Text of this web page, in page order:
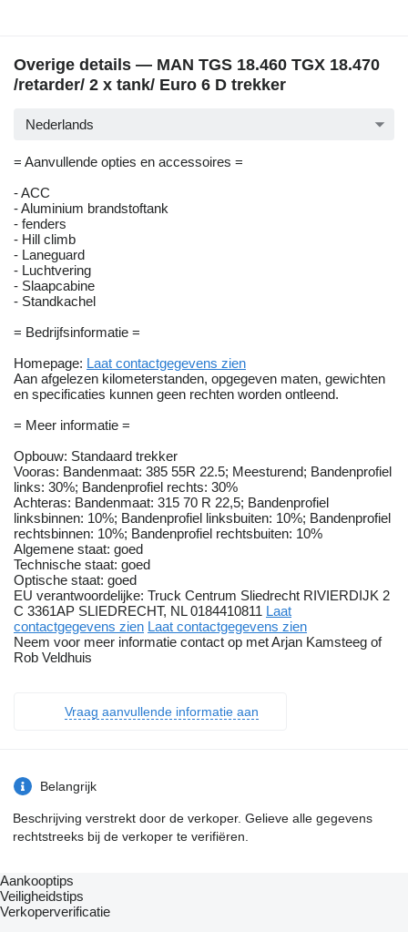
Overige details — MAN TGS 18.460 TGX 18.470
/retarder/ 2 x tank/ Euro 6 D trekker
Nederlands
= Aanvullende opties en accessoires =
- ACC
- Aluminium brandstoftank
- fenders
- Hill climb
- Laneguard
- Luchtvering
- Slaapcabine
- Standkachel
= Bedrijfsinformatie =
Homepage: Laat contactgegevens zien
Aan afgelezen kilometerstanden, opgegeven maten, gewichten
en specificaties kunnen geen rechten worden ontleend.
= Meer informatie =
Opbouw: Standaard trekker
Vooras: Bandenmaat: 385 55R 22.5; Meesturend; Bandenprofiel
links: 30%; Bandenprofiel rechts: 30%
Achteras: Bandenmaat: 315 70 R 22,5; Bandenprofiel
linksbinnen: 10%; Bandenprofiel linksbuiten: 10%; Bandenprofiel
rechtsbinnen: 10%; Bandenprofiel rechtsbuiten: 10%
Algemene staat: goed
Technische staat: goed
Optische staat: goed
EU verantwoordelijke: Truck Centrum Sliedrecht RIVIERDIJK 2
C 3361AP SLIEDRECHT, NL 0184410811 Laat
contactgegevens zien Laat contactgegevens zien
Neem voor meer informatie contact op met Arjan Kamsteeg of
Rob Veldhuis
Vraag aanvullende informatie aan
Belangrijk
Beschrijving verstrekt door de verkoper. Gelieve alle gegevens
rechtstreeks bij de verkoper te verifiëren.
Aankooptips
Veiligheidstips
Verkoperverificatie